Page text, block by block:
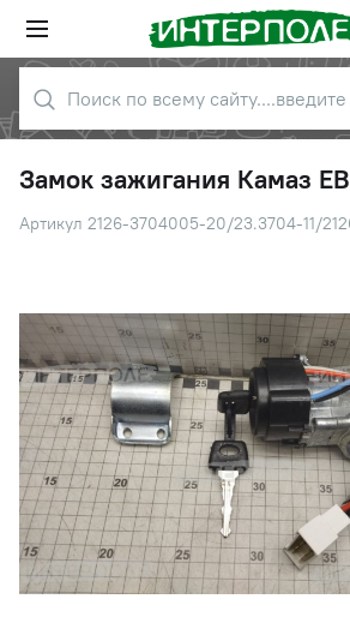
Замок зажигания Камаз
Артикул 2126-3704005-20/23.3704-11/